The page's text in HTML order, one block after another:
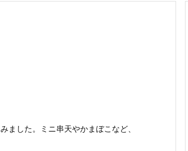
ました。ミニ串天やかまぼこなど、